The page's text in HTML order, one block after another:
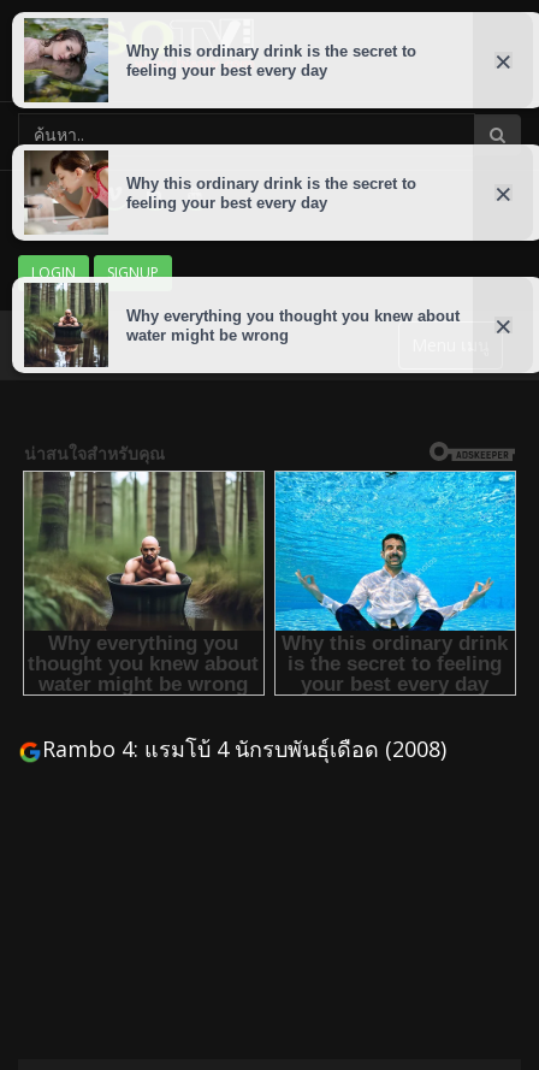
LOGIN SIGNUP
Rambo 4: แรมโบ้ 4 นักรบพันธุ์เดือด (2008)